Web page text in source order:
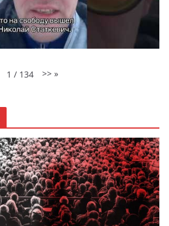
1 / 134 >> »